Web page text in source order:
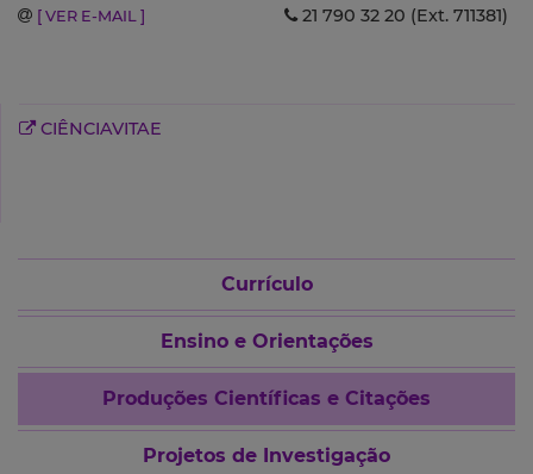
[ VER E-MAIL ] 21 790 32 20 (Ext. 711381)
CIÊNCIAVITAE
Currículo
Ensino e Orientações
Produções Científicas e Citações
Projetos de Investigação